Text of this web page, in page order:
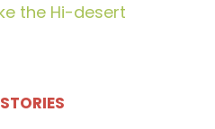
the Hi-desert